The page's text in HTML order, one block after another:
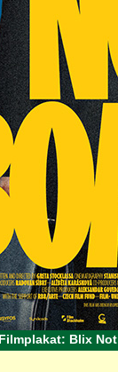
Filmplakat: Blix